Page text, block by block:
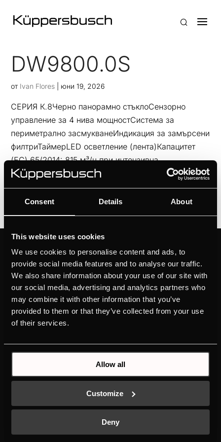
Consent Details About
This website uses cookies
We use cookies to personalise content and ads, to
provide social media features and to analyse our traffic.
We also share information about your use of our site with
our social media, advertising and analytics partners who
may combine it with other information that you’ve
provided to them or that they’ve collected from your use
of their services.
Allow all
Customize
Deny
DW9800.0S
от Ivan Flores юни 19, 2026
СЕРИЯ К.8Черно панорамно стъклоСензорно
управление за 4 нива мощностСистема за
периметрално засмукванеИндикация за замърсени
филтриТаймерLED осветление (лента)Капацитет
(ЕС) 65/2014: 815 м³/ч при интензивна
мощностЕнергиен клас А++ (ЕС 65,...
ПРОДУКТИ
ФУРНИ
ГОТВАРСКИ ПЛОТОВЕ
АБСОРБАТОРИ
ХЛАДИЛНИЦИ И ФРИЗЕРИ
СЪДОМИЯЛНИ МАШИНИ
ПЕРАЛНИ И СУШИЛНИ
ЗАПОЗНАЙТЕ СЕ С
KÜPPERSBUSCH
БРАНДЪТ
ДИЗАЙНЪТ
KÜPPERSBUSCH ПО СВЕТА
ИСТОРИЯТА
НОВИ ЕНЕРГИЙНИ
КЪДЕ ДА ЗАКУПИТЕ
ИНДИВИДУАЛЕН
K-СЕРИИТЕ